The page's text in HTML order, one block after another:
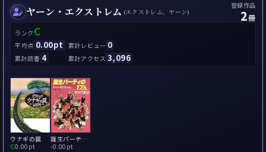
ヤーン・エクストレム (エクストレム、ヤーン)
登録作品
2冊
ランク C
平均点 0.00pt 累計レビュー 0
累計読書 4 累計アクセス 3,096
ウナギの罠
C0.00pt
誕生パーティの17人
-0.00pt